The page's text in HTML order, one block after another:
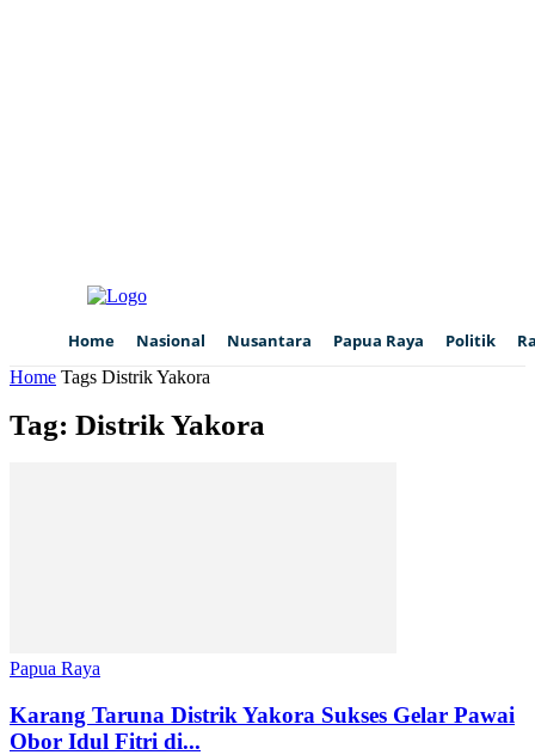
Home Nasional Nusantara Papua Raya Politik
Home Tags Distrik Yakora
Tag: Distrik Yakora
Papua Raya
Karang Taruna Distrik Yakora Sukses Gelar Pawai
Obor Idul Fitri di...